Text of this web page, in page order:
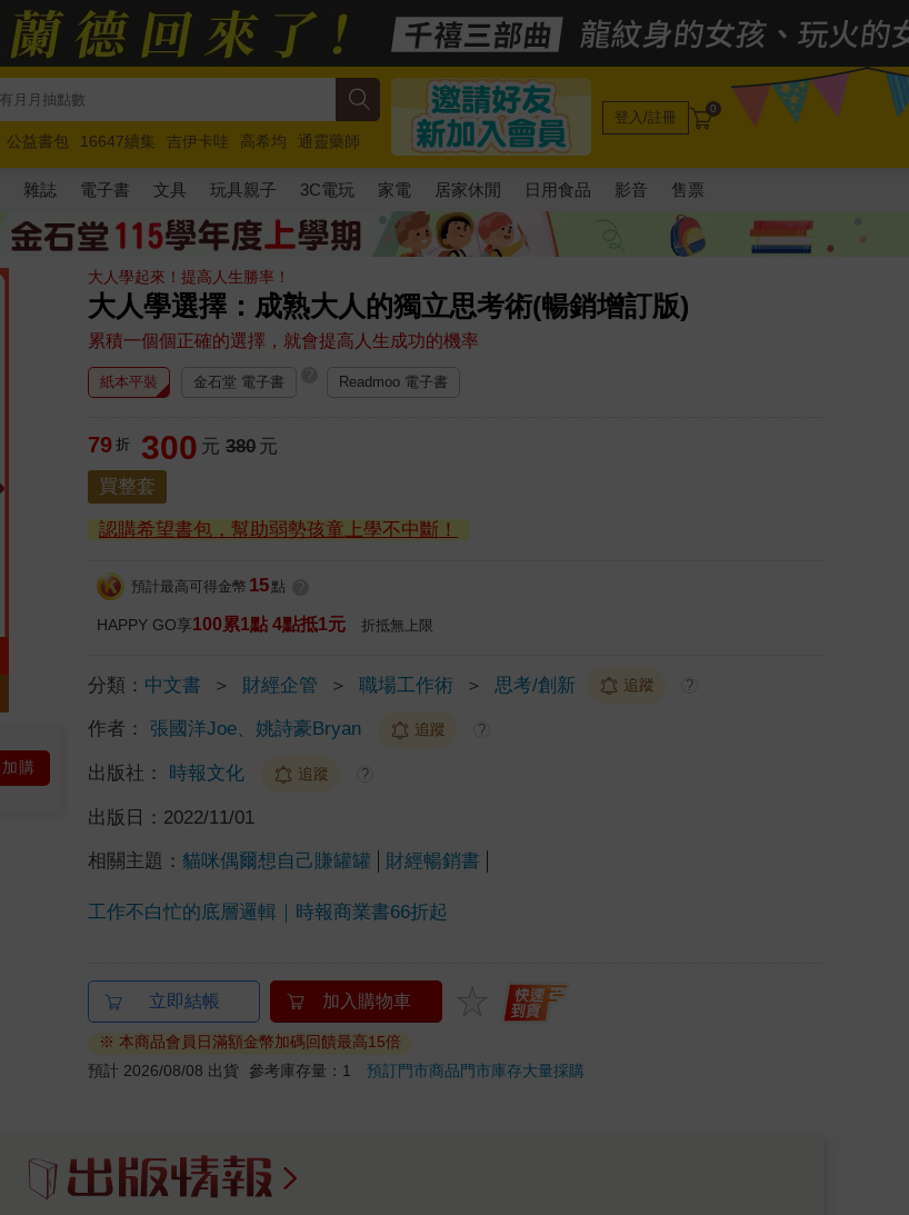
公益書包 16647續集 吉伊卡哇 高希均
通靈藥師
馬斯克 玩具總動員5 超慢跑
登入/註冊 0
雜誌 電子書 文具 玩具親子 3C電玩 家電 居家休閒 日用食品 影音 售票
大人學起來！提高人生勝率！
大人學選擇：成熟大人的獨立思考術(暢銷增訂版)
累積一個個正確的選擇，就會提高人生成功的機率
加購
紙本平裝 金石堂 電子書 Readmoo 電子書
79 折 300 元 380 元
買整套
認購希望書包，幫助弱勢孩童上學不中斷！
預計最高可得金幣 15 點
HAPPY GO享100累1點 4點抵1元 折抵無上限
分類： 中文書 ＞ 財經企管 ＞ 職場工作術 ＞ 思考/創新 追蹤 ?
作者： 張國洋Joe、姚詩豪Bryan 追蹤 ?
出版社： 時報文化 追蹤 ?
出版日： 2022/11/01
相關主題：貓咪偶爾想自己賺罐罐 財經暢銷書
工作不白忙的底層邏輯｜時報商業書66折起
立即結帳 加入購物車
※ 本商品會員日滿額金幣加碼回饋最高15倍
預計 2026/08/08 出貨 參考庫存量：1預訂門市商品門市庫存大量採購